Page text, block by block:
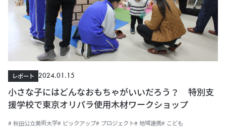
レポート
2024.01.15
小さな子にはどんなおもちゃがいいだろう？ 特別支
援学校で東京オリパラ使用木材ワークショップ
# 秋田公立美術大学# ピックアップ# プロジェクト# 地域連携# こども